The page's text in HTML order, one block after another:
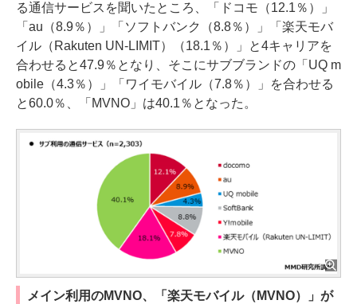
る通信サービスを聞いたところ、「ドコモ（12.1％）」
「au（8.9％）」「ソフトバンク（8.8％）」「楽天モバ
イル（Rakuten UN-LIMIT）（18.1％）」と4キャリアを
合わせると47.9％となり、そこにサブブランドの「UQ m
obile（4.3％）」「ワイモバイル（7.8％）」を合わせる
と60.0％、「MVNO」は40.1％となった。
メイン利用のMVNO、「楽天モバイル（MVNO）」が